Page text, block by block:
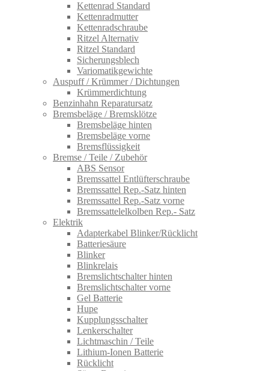
Kettenrad Standard
Kettenradmutter
Kettenradschraube
Ritzel Alternativ
Ritzel Standard
Sicherungsblech
Variomatikgewichte
Auspuff / Krümmer / Dichtungen
Krümmerdichtung
Benzinhahn Reparatursatz
Bremsbeläge / Bremsklötze
Bremsbeläge hinten
Bremsbeläge vorne
Bremsflüssigkeit
Bremse / Teile / Zubehör
ABS Sensor
Bremssattel Entlüfterschraube
Bremssattel Rep.-Satz hinten
Bremssattel Rep.-Satz vorne
Bremssattelelkolben Rep.- Satz
Elektrik
Adapterkabel Blinker/Rücklicht
Batteriesäure
Blinker
Blinkrelais
Bremslichtschalter hinten
Bremslichtschalter vorne
Gel Batterie
Hupe
Kupplungsschalter
Lenkerschalter
Lichtmaschin / Teile
Lithium-Ionen Batterie
Rücklicht